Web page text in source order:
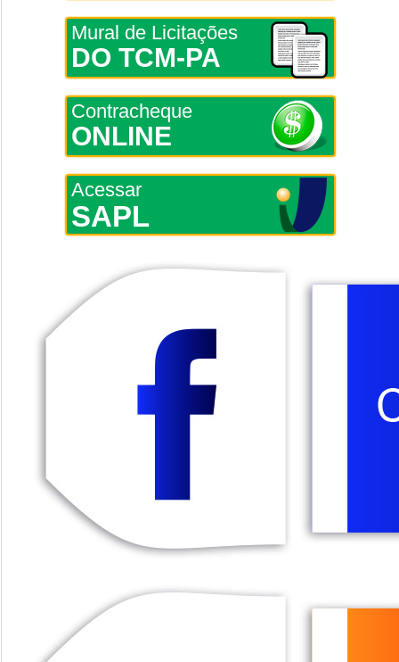
Mural de Licitações
DO TCM-PA
Contracheque
ONLINE
Acessar
SAPL